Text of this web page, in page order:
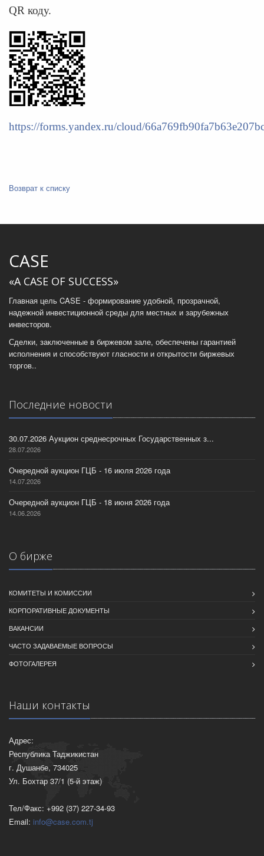
QR коду.
https://forms.yandex.ru/cloud/
Возврат к списку
CASE
«A CASE OF SUCCESS»
Главная цель CASE - формирование удобной, прозрачной,
надежной инвестиционной среды для местных и зарубежных
инвесторов.
Сделки, заключенные в биржевом зале, обеспечены гарантией
исполнения и способствуют гласности и открытости биржевых
торгов..
Последние новости
30.07.2026 Аукцион среднесрочных Государственных з...
28.07.2026
Очередной аукцион ГЦБ - 16 июля 2026 года
14.07.2026
Очередной аукцион ГЦБ - 18 июня 2026 года
14.06.2026
О бирже
КОМИТЕТЫ И КОМИССИИ
КОРПОРАТИВНЫЕ ДОКУМЕНТЫ
ВАКАНСИИ
ЧАСТО ЗАДАВАЕМЫЕ ВОПРОСЫ
ФОТОГАЛЕРЕЯ
Наши контакты
Адрес:
Республика Таджикистан
г. Душанбе, 734025
Ул. Бохтар 37/1 (5-й этаж)
Тел/Факс: +992 (37) 227-34-93
Email: info@case.com.tj